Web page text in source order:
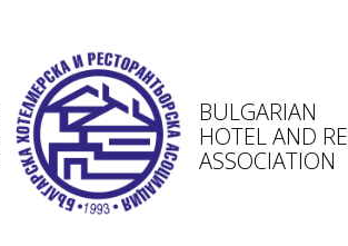
BULGARIAN
HOTEL AND
ASSOCIATION